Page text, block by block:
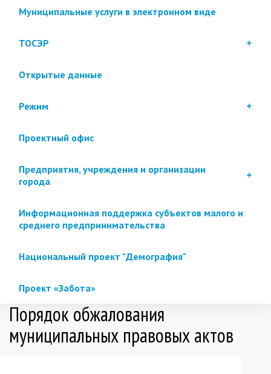
Муниципальные услуги в электронном виде
ТОСЭР
Открытые данные
Режим
Проектный офис
Предприятия, учреждения и организации
города
Информационная поддержка субъектов малого и
среднего предпринимательства
Национальный проект "Демография"
Проект «Забота»
Порядок обжалования
муниципальных правовых актов